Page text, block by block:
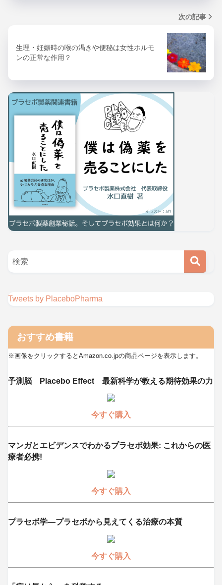
次の記事
生理・妊娠時の喉の渇きや便秘は女性ホルモ
ンの正常な作用？
Tweets by PlaceboPharma
おすすめ書籍
※画像をクリックするとAmazon.co.jpの商品ページを表示します。
予測脳 Placebo Effect 最新科学が教える期待効果の力
今すぐ購入
マンガとエビデンスでわかるプラセボ効果: これからの医
療者必携!
今すぐ購入
プラセボ学―プラセボから見えてくる治療の本質
今すぐ購入